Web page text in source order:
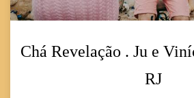
Chá Revelação . Ju e
RJ